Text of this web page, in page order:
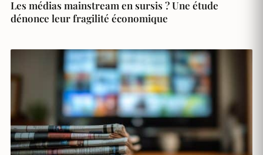
Les médias mainstream en sursis ? Une étude
dénonce leur fragilité économique